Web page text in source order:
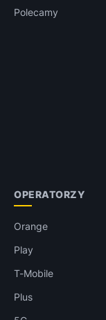
Polecamy
OPERATORZY
Orange
Play
T-Mobile
Plus